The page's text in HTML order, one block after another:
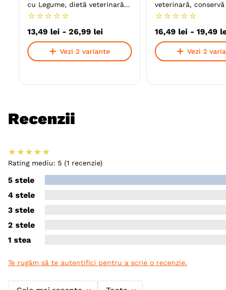
cu Legume, dietă veterinară
câini, conservă hrană umedă,
☆ ☆ ☆ ☆ ☆
13,49 lei - 26,99 lei
Vezi 2 variante
veterinară,
umedă câini, sistem
☆ ☆ ☆ ☆ ☆
16,49 lei - 19,49
Vezi 2
Recenzii
★ ★ ★ ★ ★
Rating mediu: 5 (1 recenzie)
5 stele
4 stele
3 stele
2 stele
1 stea
Te rugăm să te autentifici pentru a scrie o recenzie.